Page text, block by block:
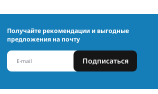
Получайте рекомендации и выгодные
предложения на почту
Подписаться